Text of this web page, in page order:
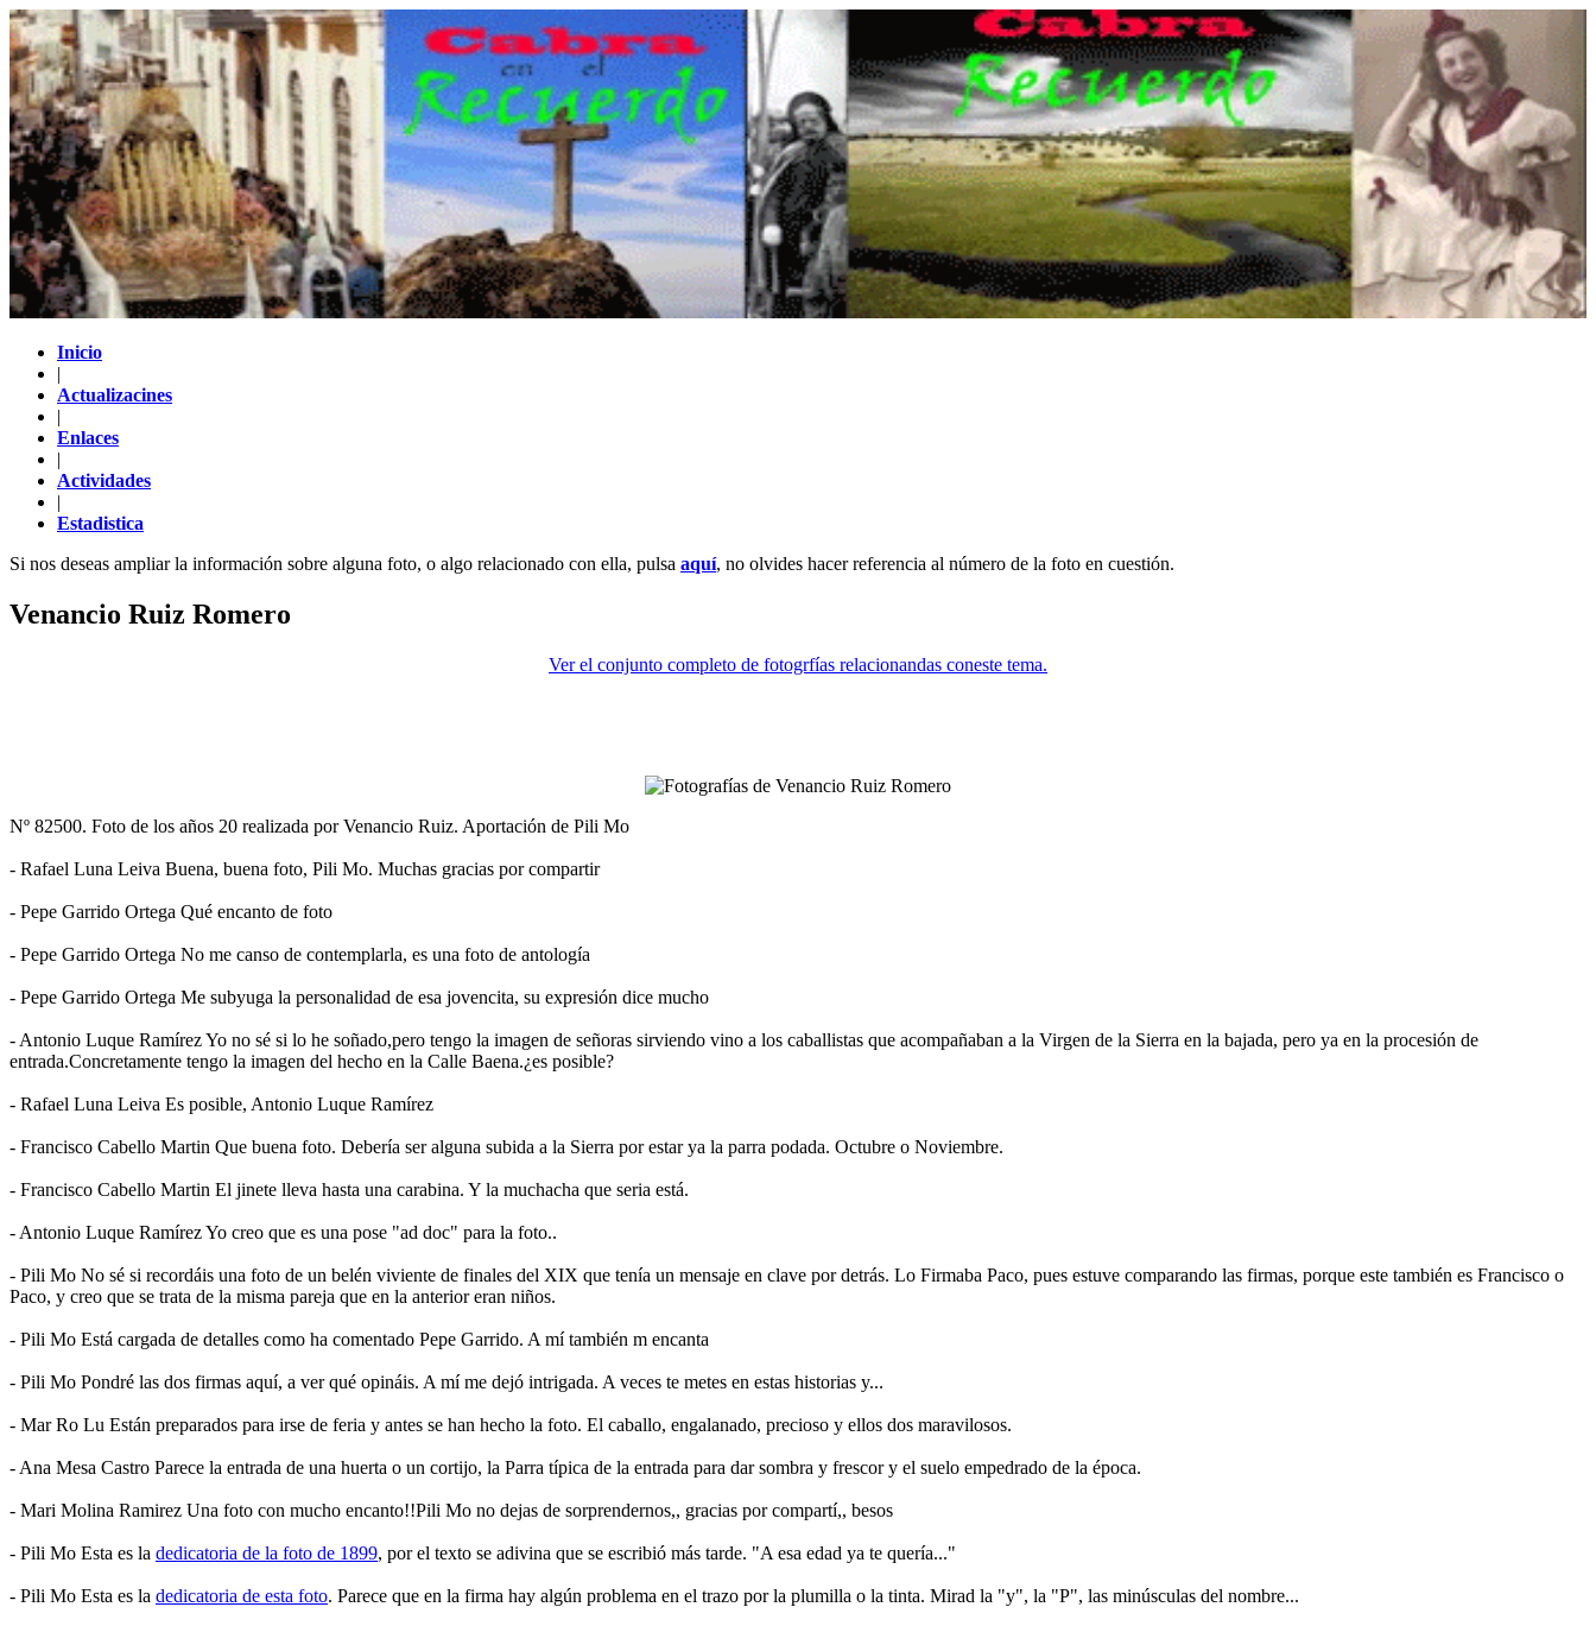
Inicio
|
Actualizacines
|
Enlaces
|
Actividades
|
Estadistica
Si nos deseas ampliar la información sobre alguna foto, o algo relacionado con ella, pulsa aquí, no olvides hacer referencia al número de la foto en cuestión.
Venancio Ruiz Romero
Ver el conjunto completo de fotogrfías relacionandas coneste tema.
Nº 82500. Foto de los años 20 realizada por Venancio Ruiz. Aportación de Pili Mo
- Rafael Luna Leiva Buena, buena foto, Pili Mo. Muchas gracias por compartir
- Pepe Garrido Ortega Qué encanto de foto
- Pepe Garrido Ortega No me canso de contemplarla, es una foto de antología
- Pepe Garrido Ortega Me subyuga la personalidad de esa jovencita, su expresión dice mucho
- Antonio Luque Ramírez Yo no sé si lo he soñado,pero tengo la imagen de señoras sirviendo vino a los caballistas que acompañaban a la Virgen de la Sierra en la bajada, pero ya en la procesión de
entrada.Concretamente tengo la imagen del hecho en la Calle Baena.¿es posible?
- Rafael Luna Leiva Es posible, Antonio Luque Ramírez
- Francisco Cabello Martin Que buena foto. Debería ser alguna subida a la Sierra por estar ya la parra podada. Octubre o Noviembre.
- Francisco Cabello Martin El jinete lleva hasta una carabina. Y la muchacha que seria está.
- Antonio Luque Ramírez Yo creo que es una pose "ad doc" para la foto..
- Pili Mo No sé si recordáis una foto de un belén viviente de finales del XIX que tenía un mensaje en clave por detrás. Lo Firmaba Paco, pues estuve comparando las firmas, porque este también es Francisco o
Paco, y creo que se trata de la misma pareja que en la anterior eran niños.
- Pili Mo Está cargada de detalles como ha comentado Pepe Garrido. A mí también m encanta
- Pili Mo Pondré las dos firmas aquí, a ver qué opináis. A mí me dejó intrigada. A veces te metes en estas historias y...
- Mar Ro Lu Están preparados para irse de feria y antes se han hecho la foto. El caballo, engalanado, precioso y ellos dos maravilosos.
- Ana Mesa Castro Parece la entrada de una huerta o un cortijo, la Parra típica de la entrada para dar sombra y frescor y el suelo empedrado de la época.
- Mari Molina Ramirez Una foto con mucho encanto!!Pili Mo no dejas de sorprendernos,, gracias por compartí,, besos
- Pili Mo Esta es la dedicatoria de la foto de 1899, por el texto se adivina que se escribió más tarde. "A esa edad ya te quería..."
- Pili Mo Esta es la dedicatoria de esta foto. Parece que en la firma hay algún problema en el trazo por la plumilla o la tinta. Mirad la "y", la "P", las minúsculas del nombre...